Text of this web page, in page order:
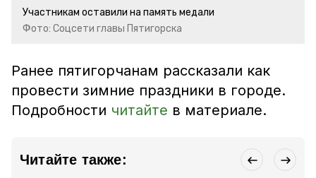
Участникам оставили на память медали
Фото: Соцсети главы Пятигорска
Ранее пятигорчанам рассказали как
провести зимние праздники в городе.
Подробности читайте в материале.
Читайте также: